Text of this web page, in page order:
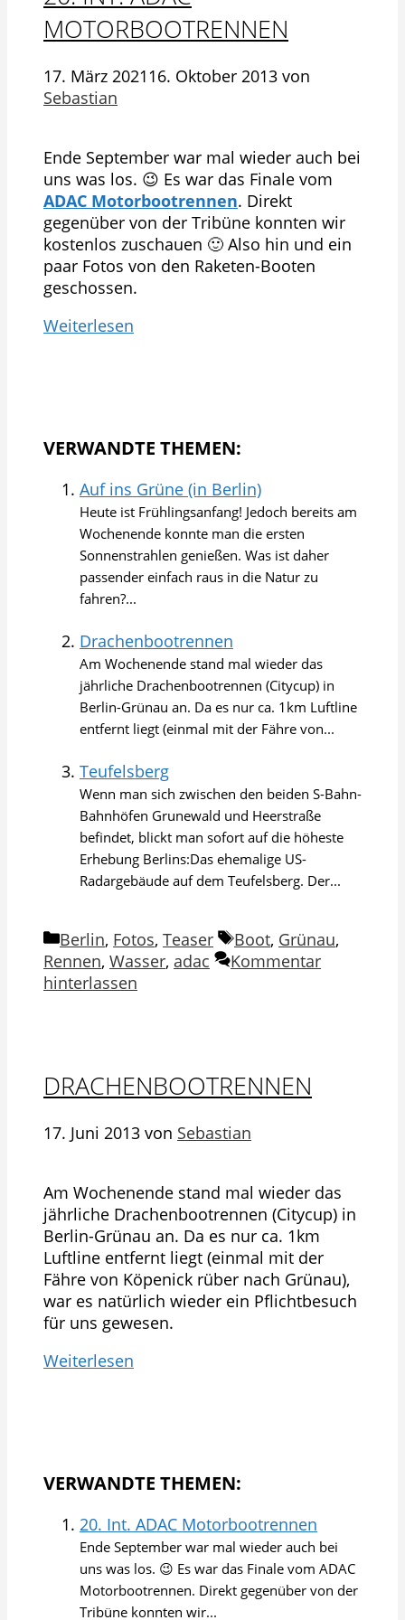
MOTORBOOTRENNEN
17. März 2021 16. Oktober 2013 von
Sebastian
Ende September war mal wieder auch bei
uns was los. 😉 Es war das Finale vom
ADAC Motorbootrennen. Direkt
gegenüber von der Tribüne konnten wir
kostenlos zuschauen 🙂 Also hin und ein
paar Fotos von den Raketen-Booten
geschossen.
Weiterlesen
VERWANDTE THEMEN:
Auf ins Grüne (in Berlin)
Heute ist Frühlingsanfang! Jedoch bereits am
Wochenende konnte man die ersten
Sonnenstrahlen genießen. Was ist daher
passender einfach raus in die Natur zu
fahren?...
Drachenbootrennen
Am Wochenende stand mal wieder das
jährliche Drachenbootrennen (Citycup) in
Berlin-Grünau an. Da es nur ca. 1km Luftline
entfernt liegt (einmal mit der Fähre von...
Teufelsberg
Wenn man sich zwischen den beiden S-Bahn-
Bahnhöfen Grunewald und Heerstraße
befindet, blickt man sofort auf die höheste
Erhebung Berlins:Das ehemalige US-
Radargebäude auf dem Teufelsberg. Der...
Kategorien
Berlin, Fotos, Teaser Schlagwörter
Boot, Grünau,
Rennen, Wasser, adac
Kommentar
hinterlassen
DRACHENBOOTRENNEN
17. Juni 2013 von Sebastian
Am Wochenende stand mal wieder das
jährliche Drachenbootrennen (Citycup) in
Berlin-Grünau an. Da es nur ca. 1km
Luftline entfernt liegt (einmal mit der
Fähre von Köpenick rüber nach Grünau),
war es natürlich wieder ein Pflichtbesuch
für uns gewesen.
Weiterlesen
VERWANDTE THEMEN:
20. Int. ADAC Motorbootrennen
Ende September war mal wieder auch bei
uns was los. 😉 Es war das Finale vom ADAC
Motorbootrennen. Direkt gegenüber von der
Tribüne konnten wir...